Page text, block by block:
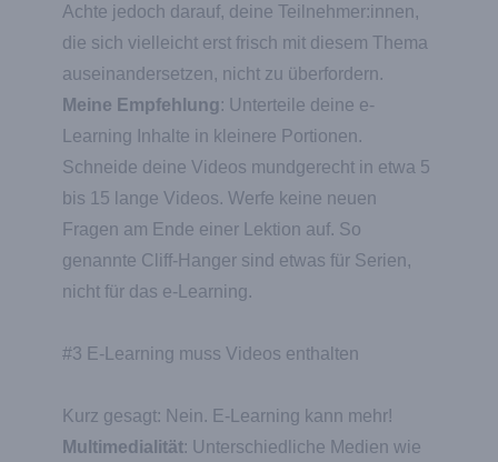
Achte jedoch darauf, deine Teilnehmer:innen,
die sich vielleicht erst frisch mit diesem Thema
auseinandersetzen, nicht zu überfordern.
Meine Empfehlung: Unterteile deine e-
Learning Inhalte in kleinere Portionen.
Schneide deine Videos mundgerecht in etwa 5
bis 15 lange Videos. Werfe keine neuen
Fragen am Ende einer Lektion auf. So
genannte Cliff-Hanger sind etwas für Serien,
nicht für das e-Learning.
#3 E-Learning muss Videos enthalten
Kurz gesagt: Nein. E-Learning kann mehr!
Multimedialität: Unterschiedliche Medien wie